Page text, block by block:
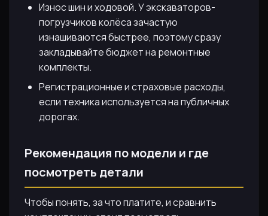
Износ шин и ходовой. У экскаваторов-
погрузчиков колёса зачастую
изнашиваются быстрее, поэтому сразу
закладывайте бюджет на ремонтные
комплекты.
Регистрационные и страховые расходы,
если техника используется на публичных
дорогах.
Рекомендация по модели и где
посмотреть детали
Чтобы понять, за что платите, и сравнить